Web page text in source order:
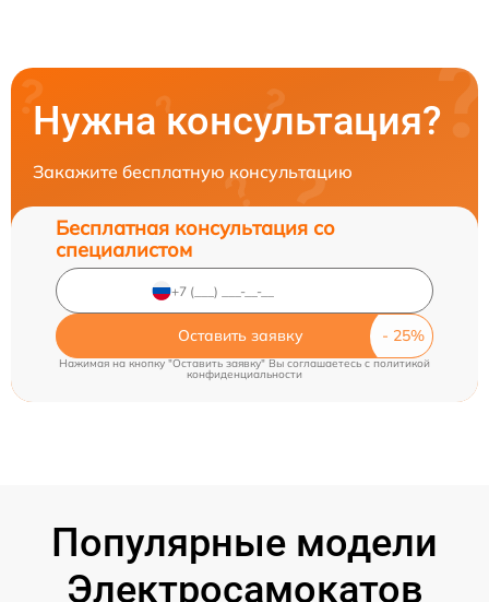
Нужна консультация?
Закажите бесплатную консультацию
Бесплатная консультация со
специалистом
Оставить заявку
Нажимая на кнопку "Оставить заявку" Вы соглашаетесь c политикой
конфиденциальности
Популярные модели
Электросамокатов